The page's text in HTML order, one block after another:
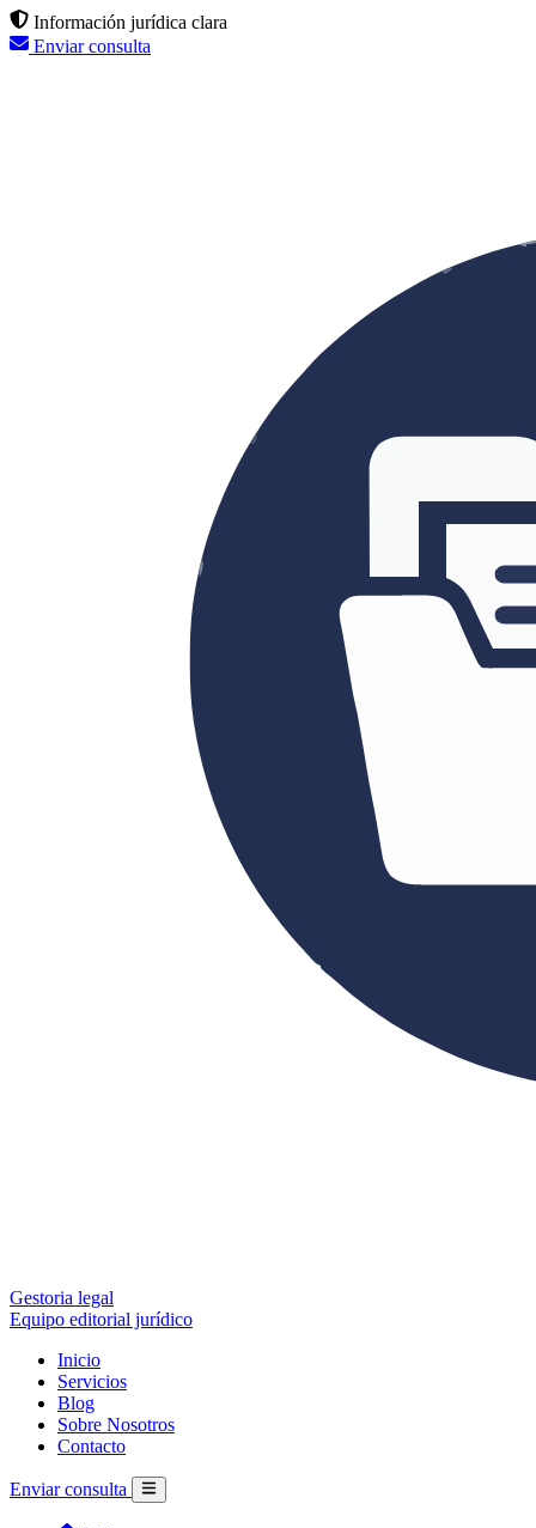
Información jurídica clara
Enviar consulta
Gestoria legal
Equipo editorial jurídico
Inicio
Servicios
Blog
Sobre Nosotros
Contacto
Enviar consulta